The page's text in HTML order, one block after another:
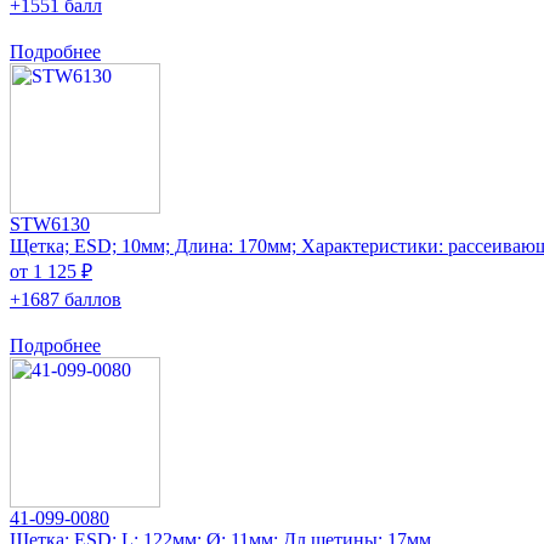
+1551 балл
Подробнее
STW6130
Щетка; ESD; 10мм; Длина: 170мм; Характеристики:
от 1 125 ₽
+1687 баллов
Подробнее
41-099-0080
Щетка; ESD; L: 122мм; Ø: 11мм; Дл.щетины: 17мм